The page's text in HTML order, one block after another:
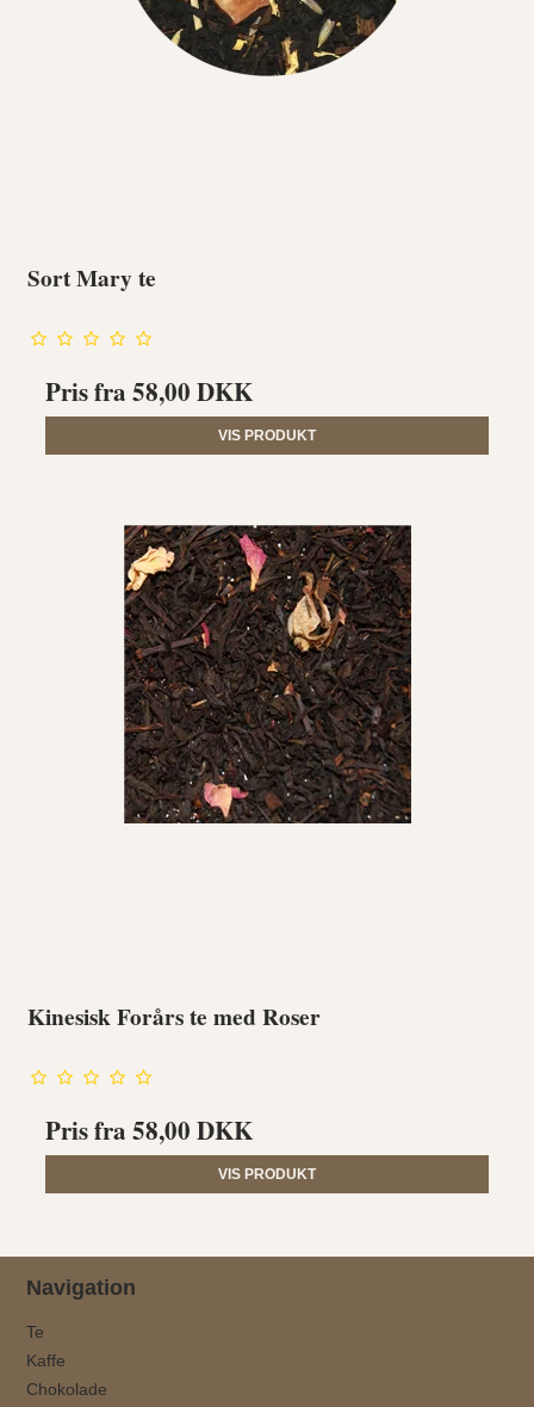
Sort Mary te
Pris fra58,00 DKK
VIS PRODUKT
Kinesisk Forårs te med Roser
Pris fra58,00 DKK
VIS PRODUKT
Navigation
Te
Kaffe
Chokolade